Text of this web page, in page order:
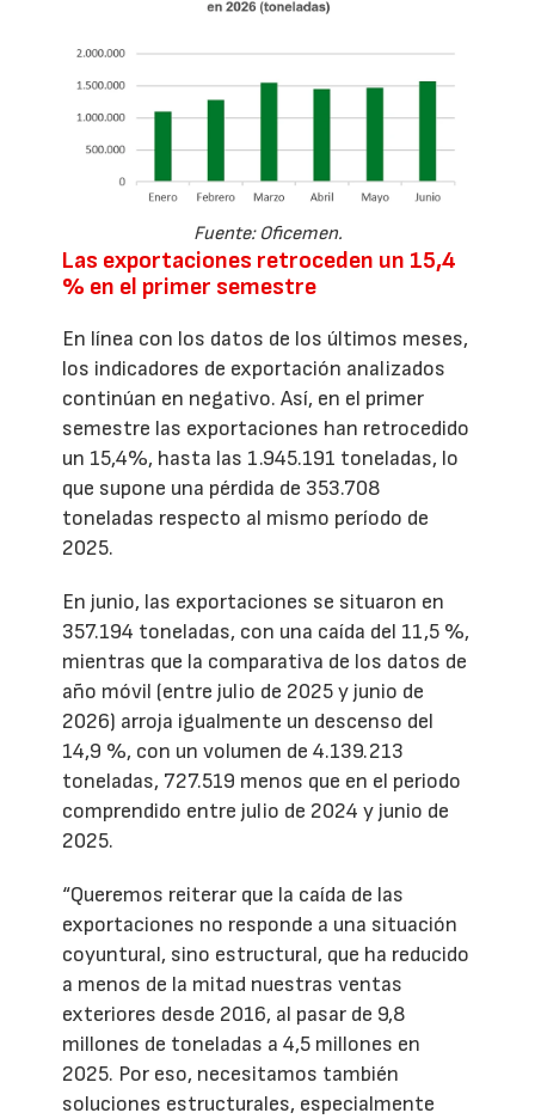
Fuente: Oficemen.
Las exportaciones retroceden un 15,4
% en el primer semestre
En línea con los datos de los últimos meses,
los indicadores de exportación analizados
continúan en negativo. Así, en el primer
semestre las exportaciones han retrocedido
un 15,4%, hasta las 1.945.191 toneladas, lo
que supone una pérdida de 353.708
toneladas respecto al mismo período de
2025.
En junio, las exportaciones se situaron en
357.194 toneladas, con una caída del 11,5 %,
mientras que la comparativa de los datos de
año móvil (entre julio de 2025 y junio de
2026) arroja igualmente un descenso del
14,9 %, con un volumen de 4.139.213
toneladas, 727.519 menos que en el periodo
comprendido entre julio de 2024 y junio de
2025.
“Queremos reiterar que la caída de las
exportaciones no responde a una situación
coyuntural, sino estructural, que ha reducido
a menos de la mitad nuestras ventas
exteriores desde 2016, al pasar de 9,8
millones de toneladas a 4,5 millones en
2025. Por eso, necesitamos también
soluciones estructurales, especialmente